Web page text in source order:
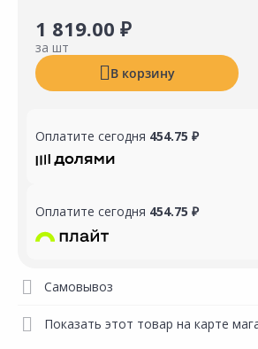
1 819.00 ₽
за шт
В корзину
Оплатите сегодня 454.75 ₽
Оплатите сегодня 454.75 ₽
Самовывоз
Показать этот товар на карте